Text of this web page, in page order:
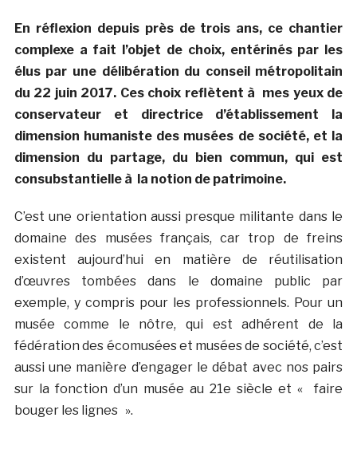
En réflexion depuis près de trois ans, ce chantier
complexe a fait l’objet de choix, entérinés par les
élus par une délibération du conseil métropolitain
du 22 juin 2017. Ces choix reflètent à mes yeux de
conservateur et directrice d’établissement la
dimension humaniste des musées de société, et la
dimension du partage, du bien commun, qui est
consubstantielle à la notion de patrimoine.
C’est une orientation aussi presque militante dans le
domaine des musées français, car trop de freins
existent aujourd’hui en matière de réutilisation
d’œuvres tombées dans le domaine public par
exemple, y compris pour les professionnels. Pour un
musée comme le nôtre, qui est adhérent de la
fédération des écomusées et musées de société, c’est
aussi une manière d’engager le débat avec nos pairs
sur la fonction d’un musée au 21e siècle et « faire
bouger les lignes ».